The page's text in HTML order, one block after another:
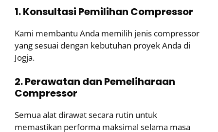
1. Konsultasi Pemilihan Compressor
Kami membantu Anda memilih jenis compressor
yang sesuai dengan kebutuhan proyek Anda di
Jogja.
2. Perawatan dan Pemeliharaan
Compressor
Semua alat dirawat secara rutin untuk
memastikan performa maksimal selama masa